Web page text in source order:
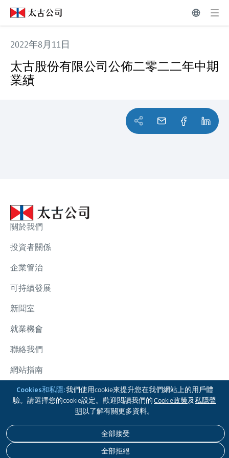
Cookies和私隱:我們使用cookie來提升您在我們網站上的用戶體
驗。請選擇您的cookie設定。歡迎閱讀我們的Cookie政策及私隱聲
明 以了解有關更多資料。
全部拒絕
全部接受
2022年8月11日
太古股份有限公司公佈二零二二年中期
業績
關於我們
投資者關係
企業管治
可持續發展
新聞室
就業機會
聯絡我們
網站指南
太古集團
免責聲明私隱政策COOKIE政策無障礙瀏覽